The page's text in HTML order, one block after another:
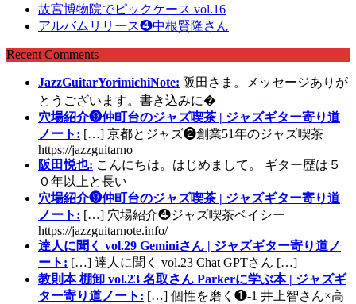
故宮博物院でピックケース vol.16
アルバムリリース❹中根賢隆さん
Recent Comments
JazzGuitarYorimichiNote: 阪田さま。メッセージありが
とうございます。書き込みに�
穴場紹介❾仲町台のジャズ喫茶 | ジャズギター寄り道
ノート: […] 京都とジャズ❷創業51年のジャズ喫茶
https://jazzguitarno
阪田悦也: こんにちは。はじめまして。 ギター歴は５
０年以上と長い
穴場紹介❾仲町台のジャズ喫茶 | ジャズギター寄り道
ノート: […] 穴場紹介❹ジャズ喫茶ベイシー
https://jazzguitarnote.info/
達人に聞く vol.29 Geminiさん | ジャズギター寄り道ノ
ート: […] 達人に聞く vol.23 Chat GPTさん […]
教則本 棚卸 vol.23 名取さん Parkerに学ぶ本 | ジャズギ
ター寄り道ノート: […] 個性を磨く❶-1 井上智さん×高